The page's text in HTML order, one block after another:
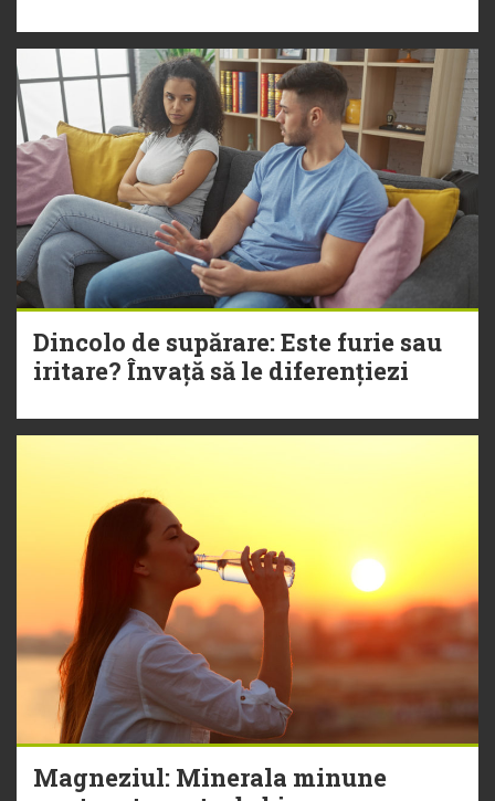
Dincolo de supărare: Este furie sau
iritare? Învață să le diferențiezi
Magneziul: Minerala minune